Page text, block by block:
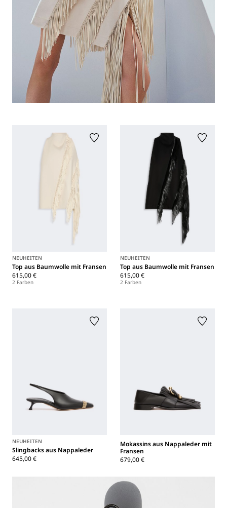
NEUHEITEN
Top aus Baumwolle mit Fransen
615,00 €
2 Farben
NEUHEITEN
Top aus Baumwolle mit Fransen
615,00 €
2 Farben
NEUHEITEN
Slingbacks aus Nappaleder
645,00 €
Mokassins aus Nappaleder mit
Fransen
679,00 €